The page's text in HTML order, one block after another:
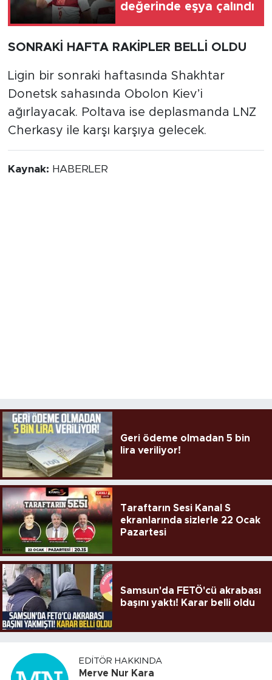
değerinde eşya çalındı
SONRAKİ HAFTA RAKİPLER BELLİ OLDU
Ligin bir sonraki haftasında Shakhtar
Donetsk sahasında Obolon Kiev’i
ağırlayacak. Poltava ise deplasmanda LNZ
Cherkasy ile karşı karşıya gelecek.
Kaynak: HABERLER
Geri ödeme olmadan 5 bin
lira veriliyor!
Taraftarın Sesi Kanal S
ekranlarında sizlerle 22 Ocak
Pazartesi
Samsun'da FETÖ'cü akrabası
başını yaktı! Karar belli oldu
EDITÖR HAKKINDA
Merve Nur Kara